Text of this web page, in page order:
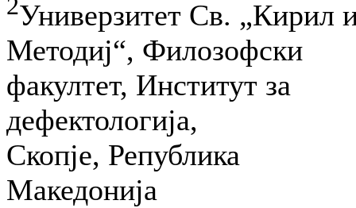
2Универзитет Св. „Кирил
Методиј“, Филозофски
факултет, Институт за
дефектологија,
Скопје, Република
Македонија